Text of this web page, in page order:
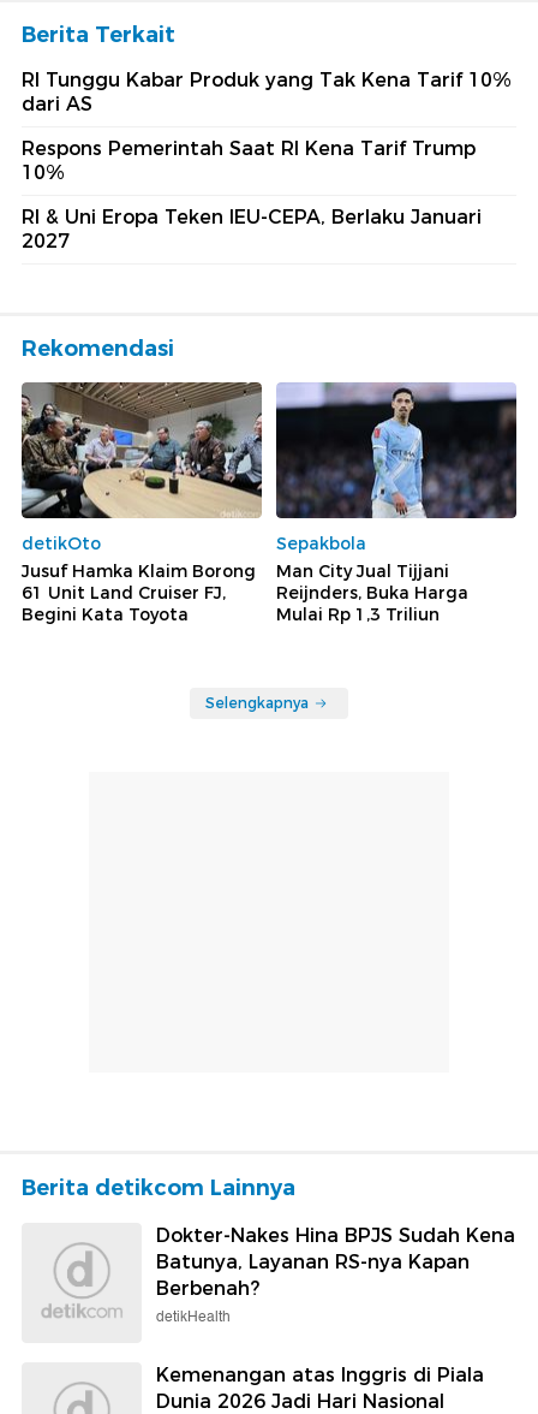
Berita Terkait
RI Tunggu Kabar Produk yang Tak Kena Tarif 10%
dari AS
Respons Pemerintah Saat RI Kena Tarif Trump
10%
RI & Uni Eropa Teken IEU-CEPA, Berlaku Januari
2027
Rekomendasi
detikOto
Jusuf Hamka Klaim Borong
61 Unit Land Cruiser FJ,
Begini Kata Toyota
Sepakbola
Man City Jual Tijjani
Reijnders, Buka Harga
Mulai Rp 1,3 Triliun
Selengkapnya
Berita detikcom Lainnya
Dokter-Nakes Hina BPJS Sudah Kena
Batunya, Layanan RS-nya Kapan
Berbenah?
detikHealth
Kemenangan atas Inggris di Piala
Dunia 2026 Jadi Hari Nasional